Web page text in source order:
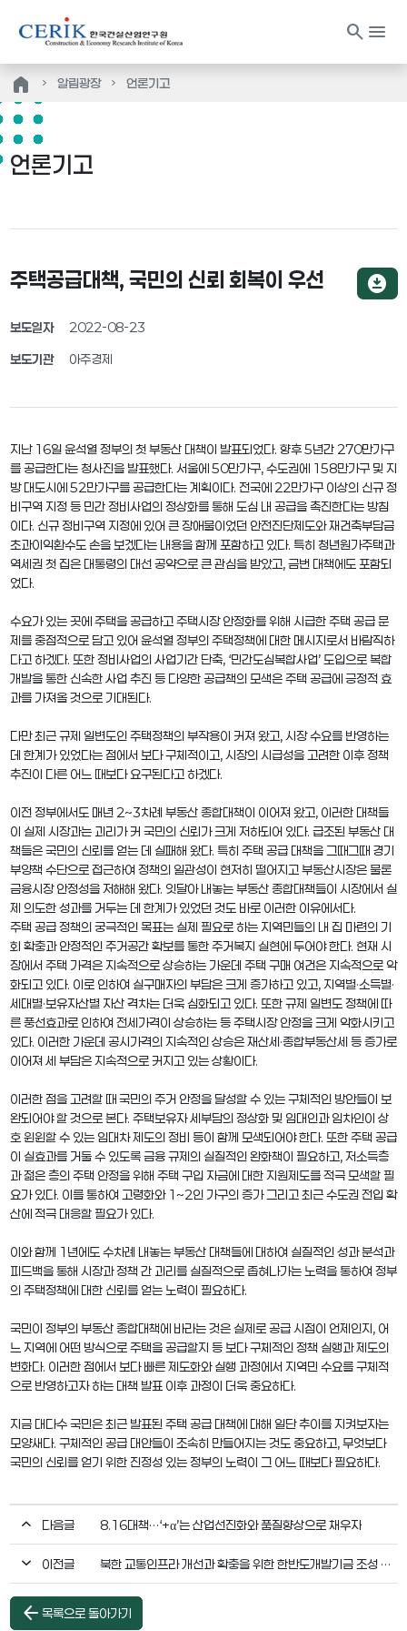
search menu
home 알림광장 언론기고
언론기고
주택공급대책, 국민의 신뢰 회복이 우선
보도일자 2022-08-23
보도기관 아주경제
download_for_offline
지난 16일 윤석열 정부의 첫 부동산 대책이 발표되었다. 향후 5년간 270만가구
를 공급한다는 청사진을 발표했다. 서울에 50만가구, 수도권에 158만가구 및 지
방 대도시에 52만가구를 공급한다는 계획이다. 전국에 22만가구 이상의 신규 정
비구역 지정 등 민간 정비사업의 정상화를 통해 도심 내 공급을 촉진한다는 방침
이다. 신규 정비구역 지정에 있어 큰 장애물이었던 안전진단제도와 재건축부담금
초과이익환수도 손을 보겠다는 내용을 함께 포함하고 있다. 특히 청년원가주택과
역세권 첫 집은 대통령의 대선 공약으로 큰 관심을 받았고, 금번 대책에도 포함되
었다.
수요가 있는 곳에 주택을 공급하고 주택시장 안정화를 위해 시급한 주택 공급 문
제를 중점적으로 담고 있어 윤석열 정부의 주택정책에 대한 메시지로서 바람직하
다고 하겠다. 또한 정비사업의 사업기간 단축, ‘민간도심복합사업’ 도입으로 복합
개발을 통한 신속한 사업 추진 등 다양한 공급책의 모색은 주택 공급에 긍정적 효
과를 가져올 것으로 기대된다.
다만 최근 규제 일변도인 주택정책의 부작용이 커져 왔고, 시장 수요를 반영하는
데 한계가 있었다는 점에서 보다 구체적이고, 시장의 시급성을 고려한 이후 정책
추진이 다른 어느 때보다 요구된다고 하겠다.
이전 정부에서도 매년 2~3차례 부동산 종합대책이 이어져 왔고, 이러한 대책들
이 실제 시장과는 괴리가 커 국민의 신뢰가 크게 저하되어 있다. 급조된 부동산 대
책들은 국민의 신뢰를 얻는 데 실패해 왔다. 특히 주택 공급 대책을 그때그때 경기
부양책 수단으로 접근하여 정책의 일관성이 현저히 떨어지고 부동산시장은 물론
금융시장 안정성을 저해해 왔다. 잇달아 내놓는 부동산 종합대책들이 시장에서 실
제 의도한 성과를 거두는 데 한계가 있었던 것도 바로 이러한 이유에서다.
주택 공급 정책의 궁극적인 목표는 실제 필요로 하는 지역민들의 내 집 마련의 기
회 확충과 안정적인 주거공간 확보를 통한 주거복지 실현에 두어야 한다. 현재 시
장에서 주택 가격은 지속적으로 상승하는 가운데 주택 구매 여건은 지속적으로 악
화되고 있다. 이로 인하여 실구매자의 부담은 크게 증가하고 있고, 지역별·소득별·
세대별·보유자산별 자산 격차는 더욱 심화되고 있다. 또한 규제 일변도 정책에 따
른 풍선효과로 인하여 전세가격이 상승하는 등 주택시장 안정을 크게 악화시키고
있다. 이러한 가운데 공시가격의 지속적인 상승은 재산세·종합부동산세 등 증가로
이어져 세 부담은 지속적으로 커지고 있는 상황이다.
이러한 점을 고려할 때 국민의 주거 안정을 달성할 수 있는 구체적인 방안들이 보
완되어야 할 것으로 본다. 주택보유자 세부담의 정상화 및 임대인과 임차인이 상
호 윈윈할 수 있는 임대차 제도의 정비 등이 함께 모색되어야 한다. 또한 주택 공급
이 실효과를 거둘 수 있도록 금융 규제의 실질적인 완화책이 필요하고, 저소득층
과 젊은 층의 주택 안정을 위해 주택 구입 자금에 대한 지원제도를 적극 모색할 필
요가 있다. 이를 통하여 고령화와 1~2인 가구의 증가 그리고 최근 수도권 전입 확
산에 적극 대응할 필요가 있다.
이와 함께 1년에도 수차례 내놓는 부동산 대책들에 대하여 실질적인 성과 분석과
피드백을 통해 시장과 정책 간 괴리를 실질적으로 좁혀나가는 노력을 통하여 정부
의 주택정책에 대한 신뢰를 얻는 노력이 필요하다.
국민이 정부의 부동산 종합대책에 바라는 것은 실제로 공급 시점이 언제인지, 어
느 지역에 어떤 방식으로 주택을 공급할지 등 보다 구체적인 정책 실행과 제도의
변화다. 이러한 점에서 보다 빠른 제도화와 실행 과정에서 지역민 수요를 구체적
으로 반영하고자 하는 대책 발표 이후 과정이 더욱 중요하다.
지금 대다수 국민은 최근 발표된 주택 공급 대책에 대해 일단 추이를 지켜보자는
모양새다. 구체적인 공급 대안들이 조속히 만들어지는 것도 중요하고, 무엇보다
국민의 신뢰를 얻기 위한 진정성 있는 정부의 노력이 그 어느 때보다 필요하다.
다음글 8.16대책…‘+α’는 산업선진화와 품질향상으로 채우자
이전글 북한 교통인프라 개선과 확충을 위한 한반도개발기금 조성 필요
arrow_back 목록으로 돌아가기